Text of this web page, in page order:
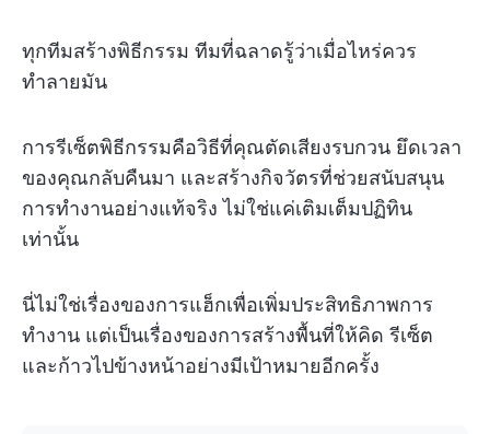
ทุกทีมสร้างพิธีกรรม ทีมที่ฉลาดรู้ว่าเมื่อไหร่ควร
ทำลายมัน
การรีเซ็ตพิธีกรรมคือวิธีที่คุณตัดเสียงรบกวน ยึดเวลา
ของคุณกลับคืนมา และสร้างกิจวัตรที่ช่วยสนับสนุน
การทำงานอย่างแท้จริง ไม่ใช่แค่เติมเต็มปฏิทิน
เท่านั้น
นี่ไม่ใช่เรื่องของการแฮ็กเพื่อเพิ่มประสิทธิภาพการ
ทำงาน แต่เป็นเรื่องของการสร้างพื้นที่ให้คิด รีเซ็ต
และก้าวไปข้างหน้าอย่างมีเป้าหมายอีกครั้ง